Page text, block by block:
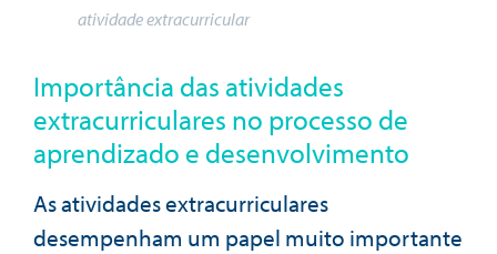
atividade extracurricular
Importância das atividades
extracurriculares no processo de
aprendizado e desenvolvimento
As atividades extracurriculares
desempenham um papel muito importante